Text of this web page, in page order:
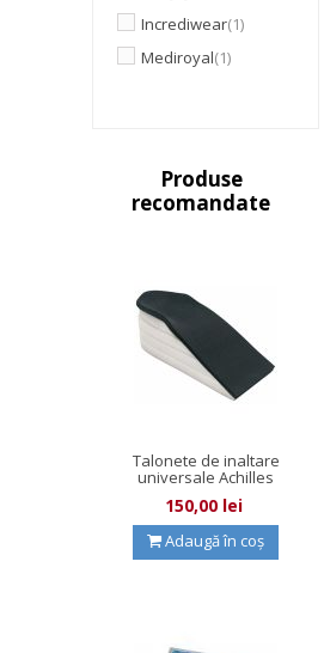
Incrediwear(1)
Mediroyal(1)
Produse
recomandate
Talonete de inaltare
universale Achilles
Wedge
150,00 lei
Adaugă în coș